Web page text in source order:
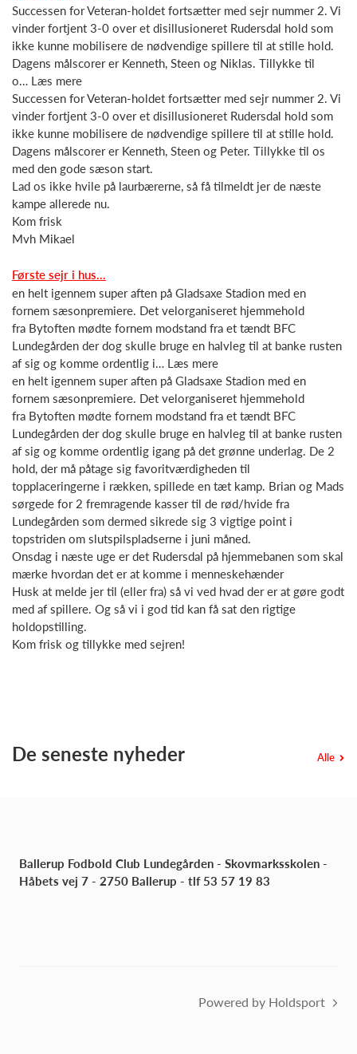
Successen for Veteran-holdet fortsætter med sejr nummer 2. Vi
vinder fortjent 3-0 over et disillusioneret Rudersdal hold som
ikke kunne mobilisere de nødvendige spillere til at stille hold.
Dagens målscorer er Kenneth, Steen og Niklas. Tillykke til
o… Læs mere
Successen for Veteran-holdet fortsætter med sejr nummer 2. Vi
vinder fortjent 3-0 over et disillusioneret Rudersdal hold som
ikke kunne mobilisere de nødvendige spillere til at stille hold.
Dagens målscorer er Kenneth, Steen og Peter. Tillykke til os
med den gode sæson start.
Lad os ikke hvile på laurbærerne, så få tilmeldt jer de næste
kampe allerede nu.
Kom frisk
Mvh Mikael
Første sejr i hus...
en helt igennem super aften på Gladsaxe Stadion med en
fornem sæsonpremiere. Det velorganiseret hjemmehold
fra Bytoften mødte fornem modstand fra et tændt BFC
Lundegården der dog skulle bruge en halvleg til at banke rusten
af sig og komme ordentlig i… Læs mere
en helt igennem super aften på Gladsaxe Stadion med en
fornem sæsonpremiere. Det velorganiseret hjemmehold
fra Bytoften mødte fornem modstand fra et tændt BFC
Lundegården der dog skulle bruge en halvleg til at banke rusten
af sig og komme ordentlig igang på det grønne underlag. De 2
hold, der må påtage sig favoritværdigheden til
topplaceringerne i rækken, spillede en tæt kamp. Brian og Mads
sørgede for 2 fremragende kasser til de rød/hvide fra
Lundegården som dermed sikrede sig 3 vigtige point i
topstriden om slutspilspladserne i juni måned.
Onsdag i næste uge er det Rudersdal på hjemmebanen som skal
mærke hvordan det er at komme i menneskehænder
Husk at melde jer til (eller fra) så vi ved hvad der er at gøre godt
med af spillere. Og så vi i god tid kan få sat den rigtige
holdopstilling.
Kom frisk og tillykke med sejren!
De seneste nyheder Alle
Ballerup Fodbold Club Lundegården - Skovmarksskolen -
Håbets vej 7 - 2750 Ballerup - tlf 53 57 19 83
Powered by Holdsport